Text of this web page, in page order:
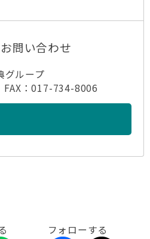
問い合わせ
ループ
：017-734-8006
フォローする